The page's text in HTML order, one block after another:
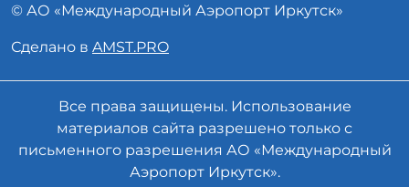
© АО «Международный Аэропорт Иркутск»
Сделано в AMST.PRO
Все права защищены. Использование
материалов сайта разрешено только с
письменного разрешения АО «Международный
Аэропорт Иркутск».